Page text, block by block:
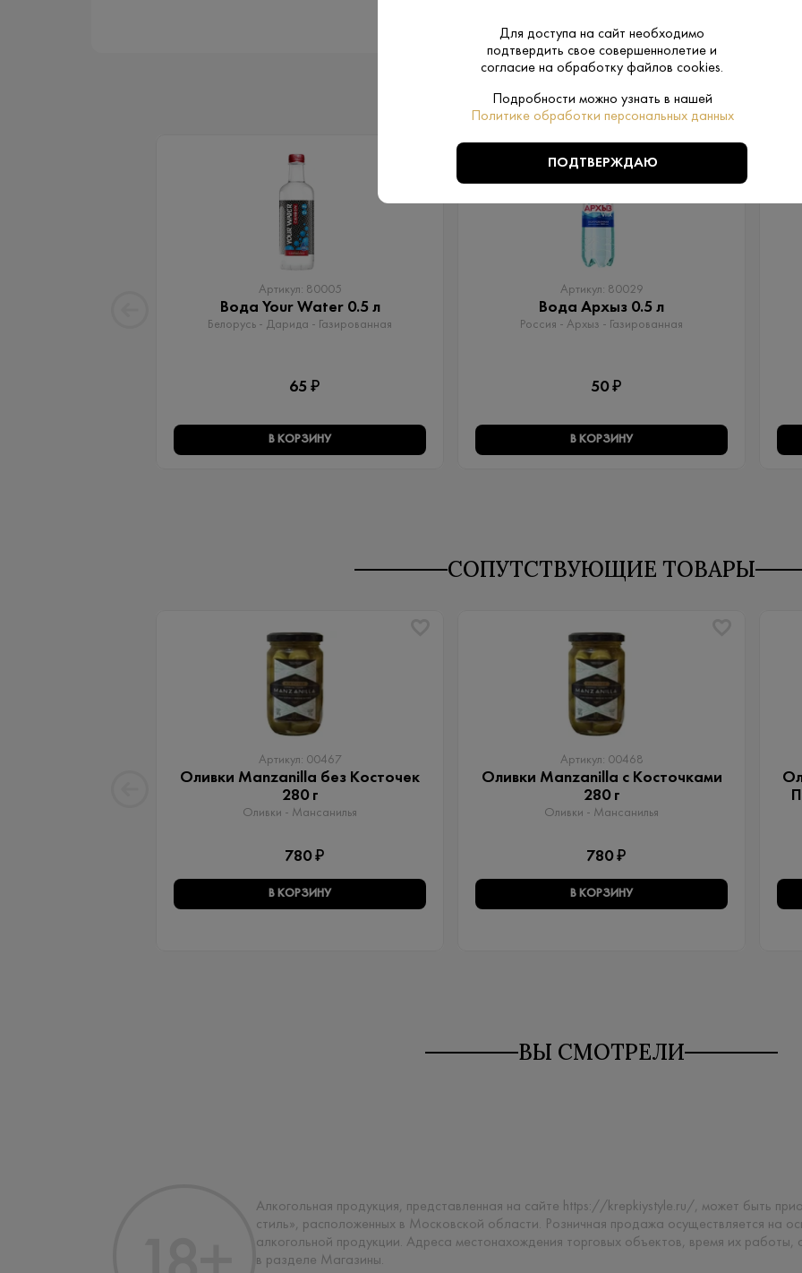
ПОХОЖИЕ
Артикул: 80005
Вода Your Water 0.5 л
Белорусь - Дарида - Газированная
65 ₽
В КОРЗИНУ
Артикул: 80029
Вода Архыз 0.5 л
Россия - Архыз - Газированная
50 ₽
В КОРЗИНУ
СОПУТСТВУЮЩИЕ ТОВАРЫ
Артикул: 00467
Оливки Manzanilla без Косточек
280 г
Оливки - Мансанилья
780 ₽
В КОРЗИНУ
Артикул: 00468
Оливки Manzanilla с Косточками
280 г
Оливки - Мансанилья
780 ₽
В КОРЗИНУ
ВЫ СМОТРЕЛИ
Алкогольная продукция, представленная на сайте https://krepkiystyle.ru/, может быть
стиль», расположенных в Московской области. Розничная продажа осуществляется на
алкогольной продукции. Адреса местонахождения торговых объектов, время их
в разделе Магазины.
Для доступа на сайт необходимо
подтвердить свое совершеннолетие и
согласие на обработку файлов cookies.
Подробности можно узнать в нашей
Политике обработки персональных данных
ПОДТВЕРЖДАЮ